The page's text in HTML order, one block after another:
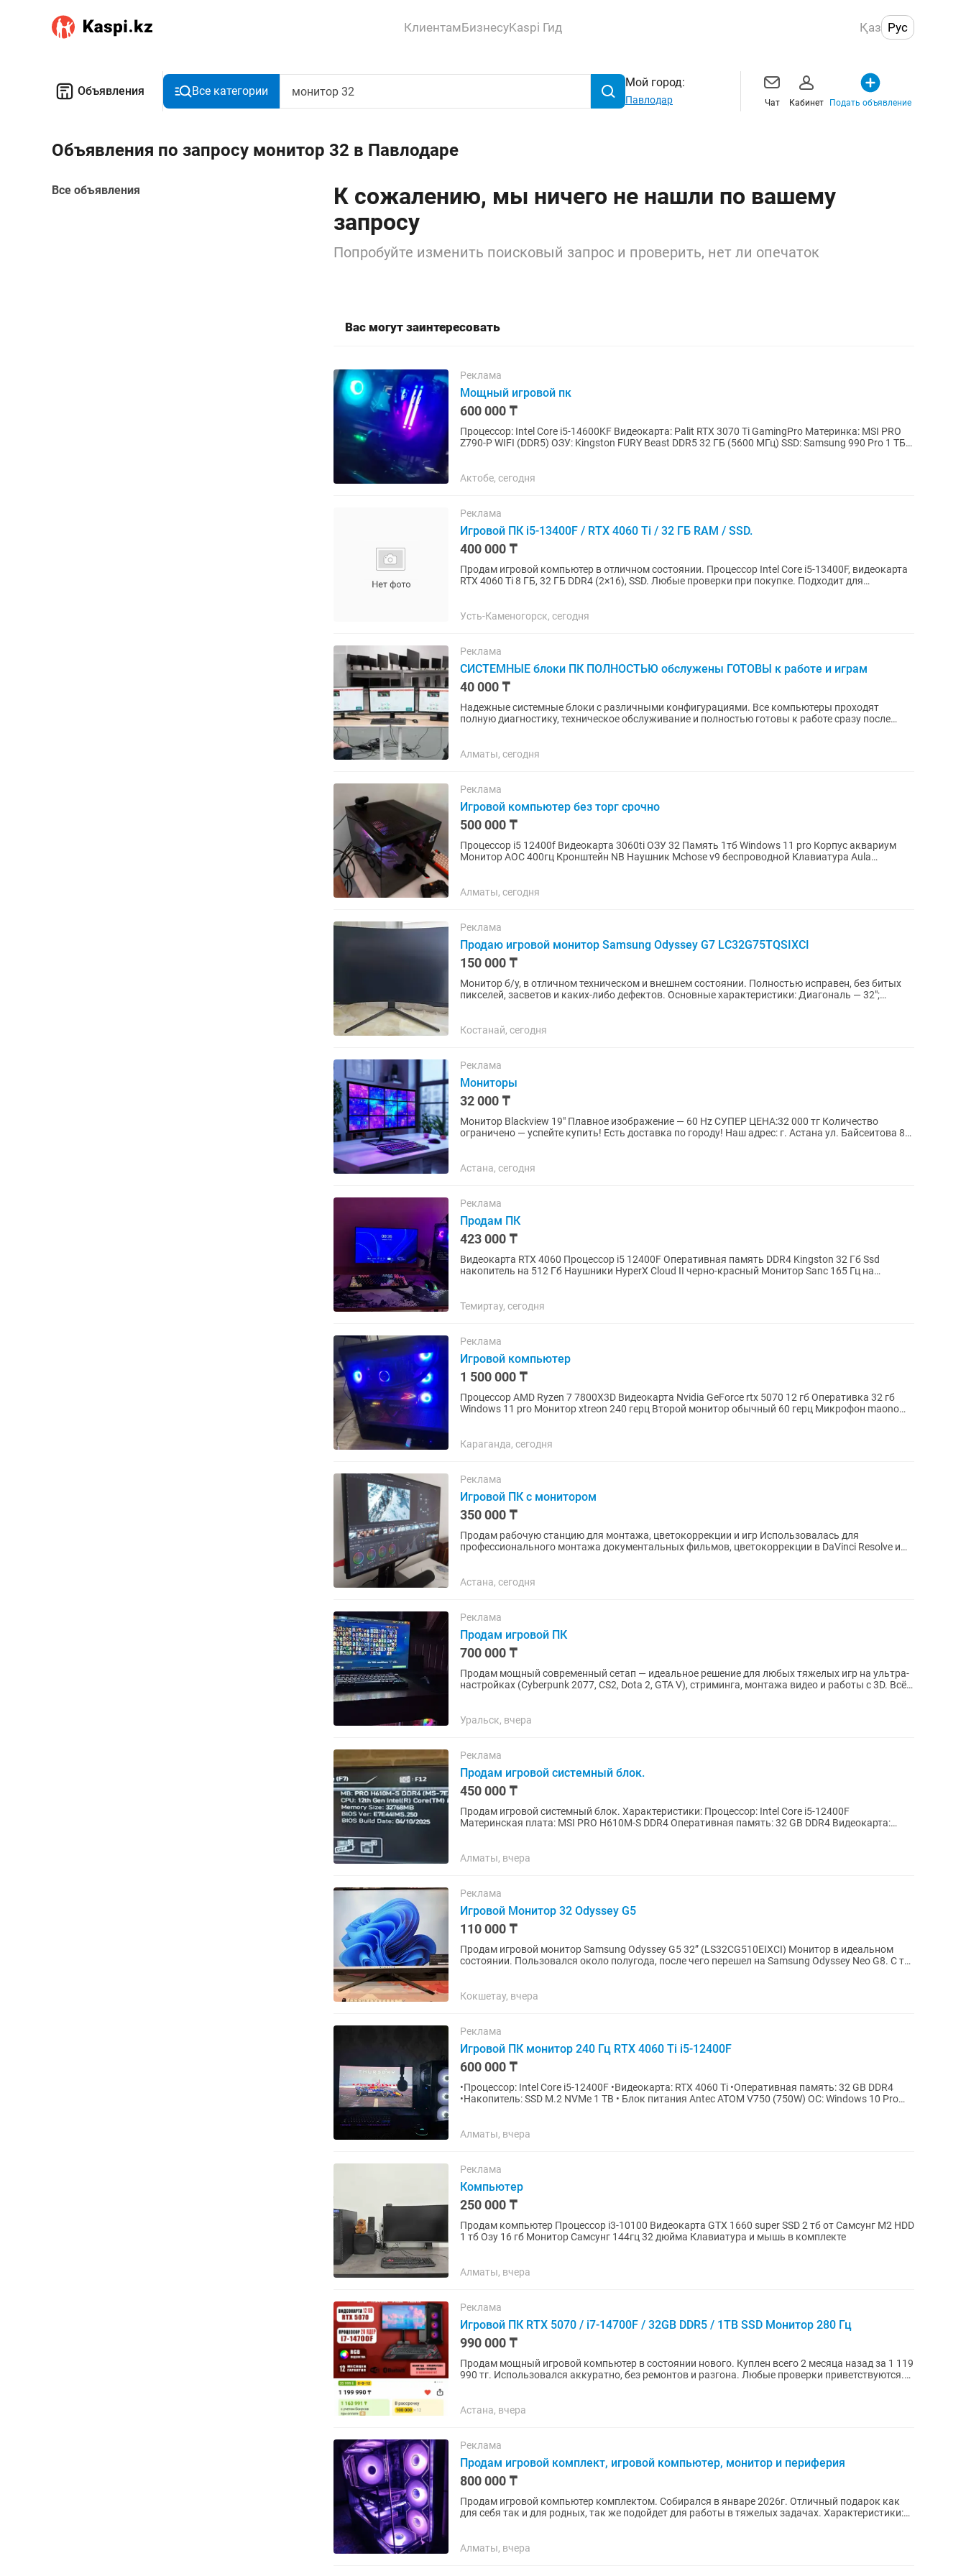
КлиентамБизнесуKaspi Гид Қаз Рус
Объявления Все категории
Мой город:
Павлодар Чат Кабинет Подать объявление
Объявления по запросу монитор 32 в Павлодаре
Все объявления
К сожалению, мы ничего не нашли по вашему
запросу
Попробуйте изменить поисковый запрос и проверить, нет ли опечаток
Вас могут заинтересовать
Реклама
Мощный игровой пк
600 000 ₸
Процессор: Intel Core i5-14600KF Видеокарта: Palit RTX 3070 Ti GamingPro Материнка: MSI PRO
Z790-P WIFI (DDR5) ОЗУ: Kingston FURY Beast DDR5 32 ГБ (5600 МГц) SSD: Samsung 990 Pro 1 ТБ
Актобе, сегодня
Реклама
Игровой ПК i5-13400F / RTX 4060 Ti / 32 ГБ RAM / SSD.
400 000 ₸
Продам игровой компьютер в отличном состоянии. Процессор Intel Core i5-13400F, видеокарта
RTX 4060 Ti 8 ГБ, 32 ГБ DDR4 (2×16), SSD. Любые проверки при покупке. Подходит для
Усть-Каменогорск, сегодня
Реклама
СИСТЕМНЫЕ блоки ПК ПОЛНОСТЬЮ обслужены ГОТОВЫ к работе и играм
40 000 ₸
Надежные системные блоки с различными конфигурациями. Все компьютеры проходят
полную диагностику, техническое обслуживание и полностью готовы к работе сразу после
Алматы, сегодня
Реклама
Игровой компьютер без торг срочно
500 000 ₸
Процессор i5 12400f Видеокарта 3060ti ОЗУ 32 Память 1тб Windows 11 pro Корпус аквариум
Монитор AOC 400гц Кронштейн NB Наушник Mchose v9 беспроводной Клавиатура Aula
Алматы, сегодня
Реклама
Продаю игровой монитор Samsung Odyssey G7 LC32G75TQSIXCI
150 000 ₸
Монитор б/у, в отличном техническом и внешнем состоянии. Полностью исправен, без битых
пикселей, засветов и каких-либо дефектов. Основные характеристики: Диагональ — 32";
Костанай, сегодня
Реклама
Мониторы
32 000 ₸
Монитор Blackview 19" Плавное изображение — 60 Hz СУПЕР ЦЕНА:32 000 тг Количество
ограничено — успейте купить! Есть доставка по городу! Наш адрес: г. Астана ул. Байсеитова 8
Астана, сегодня
Реклама
Продам ПК
423 000 ₸
Видеокарта RTX 4060 Процессор i5 12400F Оперативная память DDR4 Kingston 32 Гб Ssd
накопитель на 512 Гб Наушники HyperX Cloud II черно-красный Монитор Sanc 165 Гц на
Темиртау, сегодня
Реклама
Игровой компьютер
1 500 000 ₸
Процессор AMD Ryzen 7 7800X3D Видеокарта Nvidia GeForce rtx 5070 12 гб Оперативка 32 гб
Windows 11 pro Монитор xtreon 240 герц Второй монитор обычный 60 герц Микрофон maono
Караганда, сегодня
Реклама
Игровой ПК с монитором
350 000 ₸
Продам рабочую станцию для монтажа, цветокоррекции и игр Использовалась для
профессионального монтажа документальных фильмов, цветокоррекции в DaVinci Resolve и
Астана, сегодня
Реклама
Продам игровой ПК
700 000 ₸
Продам мощный современный сетап — идеальное решение для любых тяжелых игр на ультра-
настройках (Cyberpunk 2077, CS2, Dota 2, GTA V), стриминга, монтажа видео и работы с 3D. Всё
Уральск, вчера
Реклама
Продам игровой системный блок.
450 000 ₸
Продам игровой системный блок. Характеристики: Процессор: Intel Core i5-12400F
Материнская плата: MSI PRO H610M-S DDR4 Оперативная память: 32 GB DDR4 Видеокарта:
Алматы, вчера
Реклама
Игровой Монитор 32 Odyssey G5
110 000 ₸
Продам игровой монитор Samsung Odyssey G5 32” (LS32CG510EIXCI) Монитор в идеальном
состоянии. Пользовался около полугода, после чего перешел на Samsung Odyssey Neo G8. С тех
Кокшетау, вчера
Реклама
Игровой ПК монитор 240 Гц RTX 4060 Ti i5-12400F
600 000 ₸
•Процессор: Intel Core i5-12400F •Видеокарта: RTX 4060 Ti •Оперативная память: 32 GB DDR4
•Накопитель: SSD M.2 NVMe 1 TB • Блок питания Antec ATOM V750 (750W) ОС: Windows 10 Pro
Алматы, вчера
Реклама
Компьютер
250 000 ₸
Продам компьютер Процессор i3-10100 Видеокарта GTX 1660 super SSD 2 тб от Самсунг M2 HDD
1 тб Озу 16 гб Монитор Самсунг 144гц 32 дюйма Клавиатура и мышь в комплекте
Алматы, вчера
Реклама
Игровой ПК RTX 5070 / i7-14700F / 32GB DDR5 / 1TB SSD Монитор 280 Гц
990 000 ₸
Продам мощный игровой компьютер в состоянии нового. Куплен всего 2 месяца назад за 1 119
990 тг. Использовался аккуратно, без ремонтов и разгона. Любые проверки приветствуются.
Астана, вчера
Реклама
Продам игровой комплект, игровой компьютер, монитор и периферия
800 000 ₸
Продам игровой компьютер комплектом. Собирался в январе 2026г. Отличный подарок как
для себя так и для родных, так же подойдет для работы в тяжелых задачах. Характеристики:
Алматы, вчера